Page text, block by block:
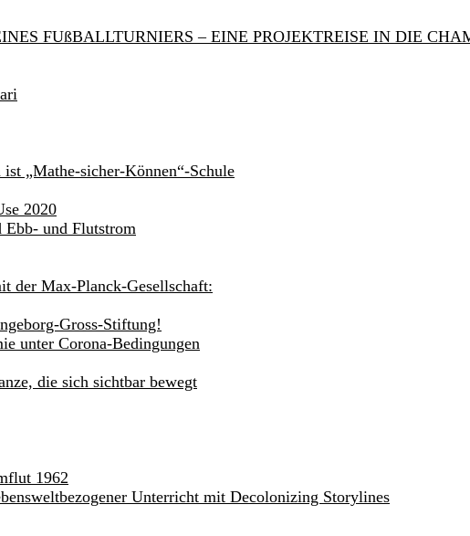
FUßBALLTURNIERS – EINE PROJEKTREISE IN DIE
„Mathe-sicher-Können“-Schule
2020
Ebb- und Flutstrom
der Max-Planck-Gesellschaft:
Gross-Stiftung!
unter Corona-Bedingungen
die sich sichtbar bewegt
1962
Unterricht mit Decolonizing Storylines